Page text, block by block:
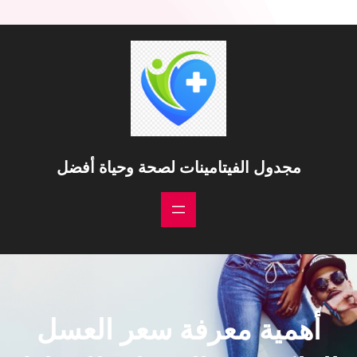
مجدول الفيتامينات لصحة وحياة أفضل
أهمية معرفة سعر العسل